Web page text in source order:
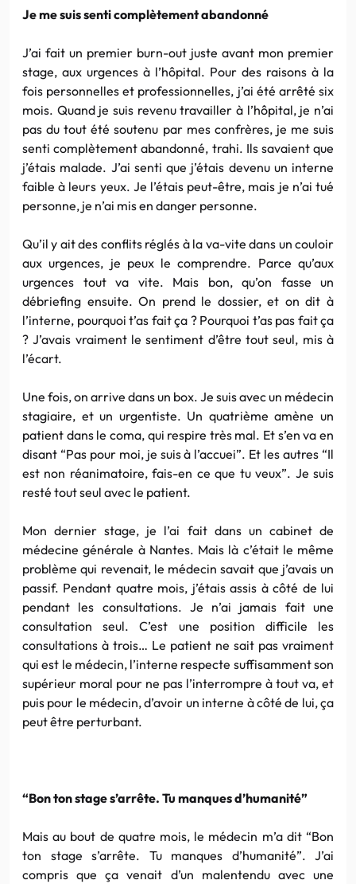
Je me suis senti complètement abandonné
J’ai fait un premier burn-out juste avant mon premier
stage, aux urgences à l’hôpital. Pour des raisons à la
fois personnelles et professionnelles, j’ai été arrêté six
mois. Quand je suis revenu travailler à l’hôpital, je n’ai
pas du tout été soutenu par mes confrères, je me suis
senti complètement abandonné, trahi. Ils savaient que
j’étais malade. J’ai senti que j’étais devenu un interne
faible à leurs yeux. Je l’étais peut-être, mais je n’ai tué
personne, je n’ai mis en danger personne.
Qu’il y ait des conflits réglés à la va-vite dans un couloir
aux urgences, je peux le comprendre. Parce qu’aux
urgences tout va vite. Mais bon, qu’on fasse un
débriefing ensuite. On prend le dossier, et on dit à
l’interne, pourquoi t’as fait ça ? Pourquoi t’as pas fait ça
? J’avais vraiment le sentiment d’être tout seul, mis à
l’écart.
Une fois, on arrive dans un box. Je suis avec un médecin
stagiaire, et un urgentiste. Un quatrième amène un
patient dans le coma, qui respire très mal. Et s’en va en
disant “Pas pour moi, je suis à l’accuei”. Et les autres “Il
est non réanimatoire, fais-en ce que tu veux”. Je suis
resté tout seul avec le patient.
Mon dernier stage, je l’ai fait dans un cabinet de
médecine générale à Nantes. Mais là c’était le même
problème qui revenait, le médecin savait que j’avais un
passif. Pendant quatre mois, j’étais assis à côté de lui
pendant les consultations. Je n’ai jamais fait une
consultation seul. C’est une position difficile les
consultations à trois… Le patient ne sait pas vraiment
qui est le médecin, l’interne respecte suffisamment son
supérieur moral pour ne pas l’interrompre à tout va, et
puis pour le médecin, d’avoir un interne à côté de lui, ça
peut être perturbant.
“Bon ton stage s’arrête. Tu manques d’humanité”
Mais au bout de quatre mois, le médecin m’a dit “Bon
ton stage s’arrête. Tu manques d’humanité”. J’ai
compris que ça venait d’un malentendu avec une